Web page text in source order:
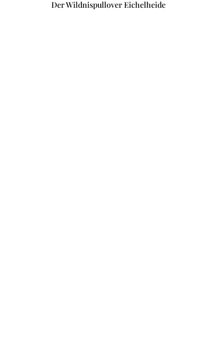
Der Wildnispullover Eichelheide